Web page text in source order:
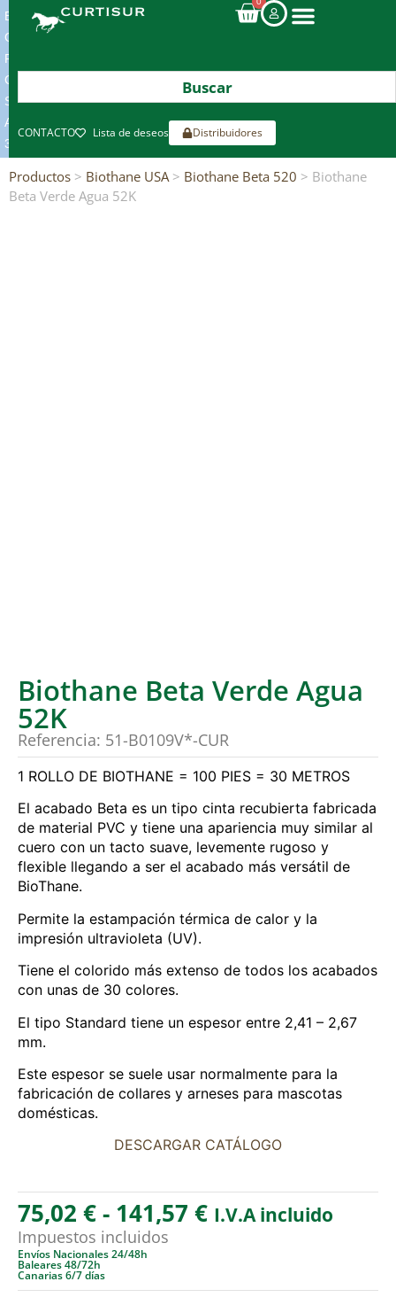
ENVIOS
GRATIS
POR
COMPRAS
SUPERIORES
A
300€*
CONTACTO Lista de deseos Distribuidores
Productos > Biothane USA> Biothane Beta 520 > Biothane
Beta Verde Agua 52K
Biothane Beta Verde Agua
52K
Referencia: 51-B0109V*-CUR
1 ROLLO DE BIOTHANE = 100 PIES = 30 METROS
El acabado Beta es un tipo cinta recubierta fabricada
de material PVC y tiene una apariencia muy similar al
cuero con un tacto suave, levemente rugoso y
flexible llegando a ser el acabado más versátil de
BioThane.
Permite la estampación térmica de calor y la
impresión ultravioleta (UV).
Tiene el colorido más extenso de todos los acabados
con unas de 30 colores.
El tipo Standard tiene un espesor entre 2,41 – 2,67
mm.
Este espesor se suele usar normalmente para la
fabricación de collares y arneses para mascotas
domésticas.
DESCARGAR CATÁLOGO
75,02 €- 141,57 € I.V.A incluido
Impuestos incluidos
Envíos Nacionales 24/48h
Baleares 48/72h
Canarias 6/7 días